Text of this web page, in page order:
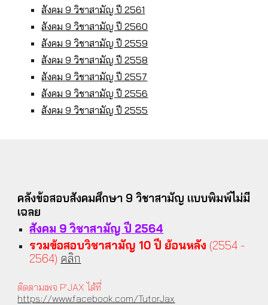
สังคม 9 วิชาสามัญ ปี 2561
สังคม 9 วิชาสามัญ ปี 2560
สังคม 9 วิชาสามัญ ปี 2559
สังคม 9 วิชาสามัญ ปี 2558
สังคม 9 วิชาสามัญ ปี 2557
สังคม 9 วิชาสามัญ ปี 2556
สังคม 9 วิชาสามัญ ปี 2555
คลังข้อสอบสังคมศึกษา 9 วิชาสามัญ แบบพิมพ์ไม่มี
เฉลย
สังคม 9 วิชาสามัญ ปี 2564
รวมข้อสอบวิชาสามัญ 10 ปี ย้อนหลัง (2554 -
2564) คลิก
ติดตามเพจ P'JAX ได้ที่
https://www.facebook.com/TutorJax